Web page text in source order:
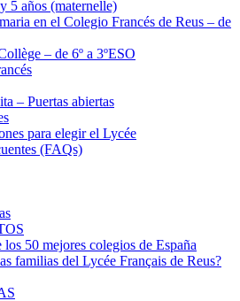
5 años (maternelle)
en el Colegio Francés de Reus – de
– de 6º a 3ºESO
– Puertas abiertas
para elegir el Lycée
(FAQs)
50 mejores colegios de España
familias del Lycée Français de Reus?